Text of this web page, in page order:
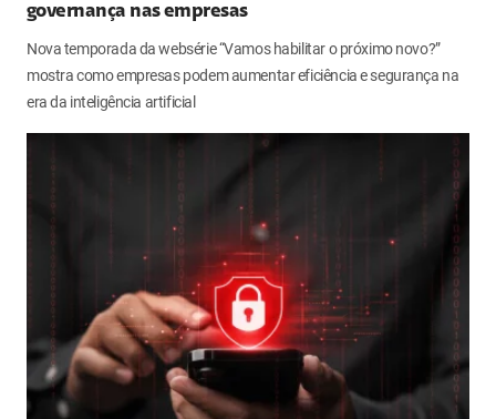
governança nas empresas
Nova temporada da websérie “Vamos habilitar o próximo novo?”
mostra como empresas podem aumentar eficiência e segurança na
era da inteligência artificial